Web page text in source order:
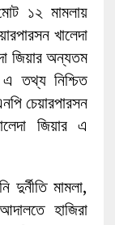
১২ মামলায়
খালেদা
জিয়ার অন্যতম
তথ্য নিশ্চিত
চেয়ারপারসন
জিয়ার এ
মামলা,
হাজিরা